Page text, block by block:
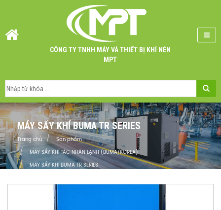
CÔNG TY TNHH MÁY VÀ THIẾT BỊ KHÍ NÉN
MPT
MÁY SẤY KHÍ BUMA TR SERIES
Trang chủ Sản phẩm
MÁY SẤY KHÍ TÁC NHÂN LẠNH (BUMA/KOREA)
MÁY SẤY KHÍ BUMA TR SERIES